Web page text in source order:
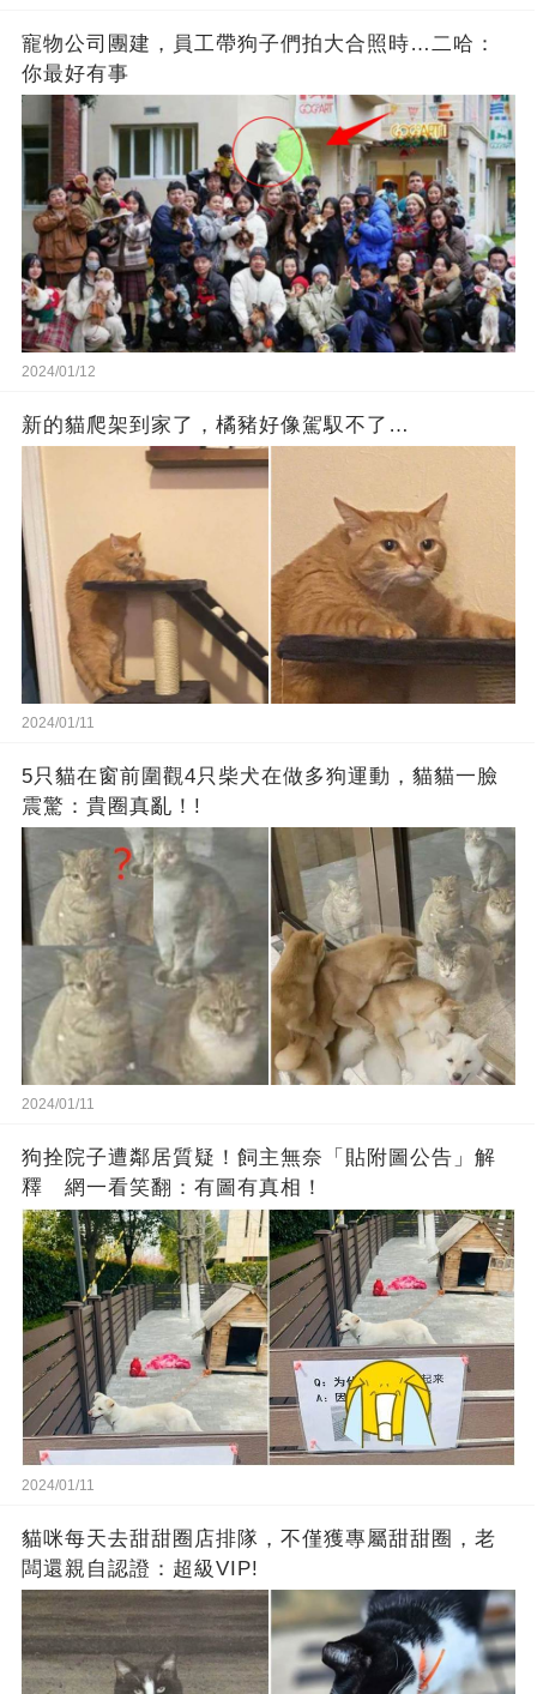
寵物公司團建，員工帶狗子們拍大合照時…二哈：
你最好有事
2024/01/12
新的貓爬架到家了，橘豬好像駕馭不了…
2024/01/11
5只貓在窗前圍觀4只柴犬在做多狗運動，貓貓一臉
震驚：貴圈真亂！!
2024/01/11
狗拴院子遭鄰居質疑！飼主無奈「貼附圖公告」解
釋 網一看笑翻：有圖有真相！
2024/01/11
貓咪每天去甜甜圈店排隊，不僅獲專屬甜甜圈，老
闆還親自認證：超級VIP!